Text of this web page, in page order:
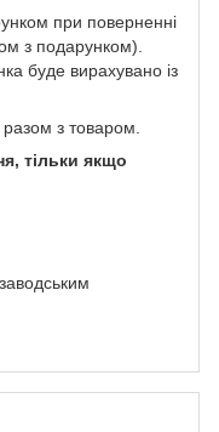
при поверненні
з подарунком).
буде вирахувано із
з товаром.
тільки якщо